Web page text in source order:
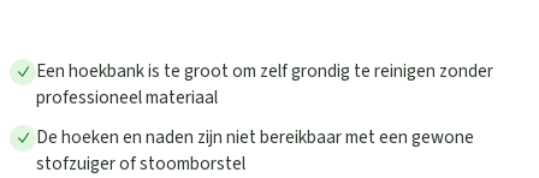
Een hoekbank is te groot om zelf grondig te reinigen zonder
professioneel materiaal
De hoeken en naden zijn niet bereikbaar met een gewone
stofzuiger of stoomborstel